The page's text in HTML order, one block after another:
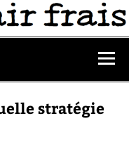
stratégie